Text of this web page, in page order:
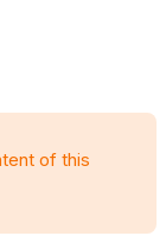
of this